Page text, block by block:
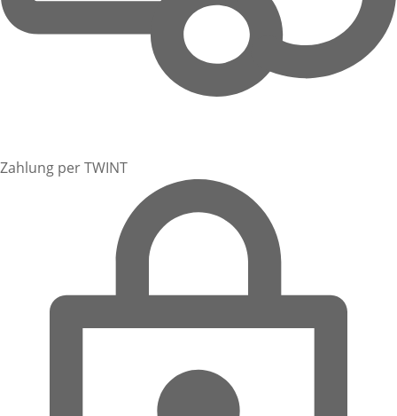
Zahlung per TWINT